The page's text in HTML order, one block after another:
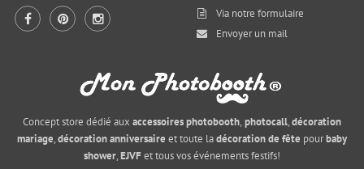
Via notre formulaire
Envoyer un mail
Concept store dédié aux accessoires photobooth, photocall,décoration
mariage,décoration anniversaire et toute ladécoration de fête pourbaby
shower,EJVFet tous vos événements festifs!